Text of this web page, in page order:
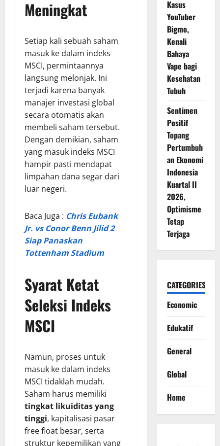
Meningkat
Setiap kali sebuah saham
masuk ke dalam indeks
MSCI, permintaannya
langsung melonjak. Ini
terjadi karena banyak
manajer investasi global
secara otomatis akan
membeli saham tersebut.
Dengan demikian, saham
yang masuk indeks MSCI
hampir pasti mendapat
limpahan dana segar dari
luar negeri.
Baca Juga : Chris Eubank
Jr. vs Conor Benn Jilid 2
Siap Panaskan
Tottenham Stadium
Syarat Ketat
Seleksi Indeks
MSCI
Namun, proses untuk
masuk ke dalam indeks
MSCI tidaklah mudah.
Saham harus memiliki
tingkat likuiditas yang
tinggi, kapitalisasi pasar
free float besar, serta
struktur kepemilikan yang
Kasus
YouTuber
Bigmo,
Kenali
Bahaya
Vape bagi
Kesehatan
Tubuh
Sentimen
Positif
Topang
Pertumbuh
an Ekonomi
Indonesia
Kuartal II
2026,
Optimisme
Tetap
Terjaga
CATEGORIES
Economic
Edukatif
General
Global
Home